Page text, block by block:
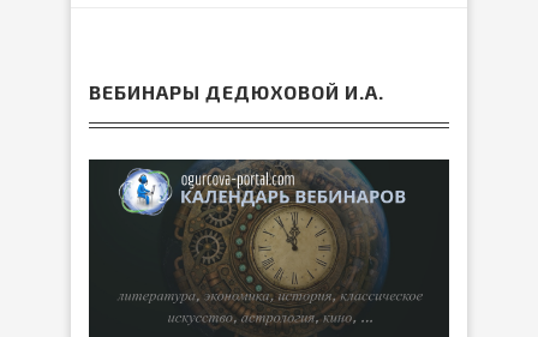
ВЕБИНАРЫ ДЕДЮХОВОЙ И.А.